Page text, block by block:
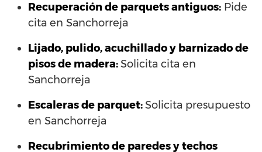
Recuperación de parquets antiguos: Pide
cita en Sanchorreja
Lijado, pulido, acuchillado y barnizado de
pisos de madera:Solicita cita en
Sanchorreja
Escaleras de parquet:Solicita presupuesto
en Sanchorreja
Recubrimiento de paredes y techos